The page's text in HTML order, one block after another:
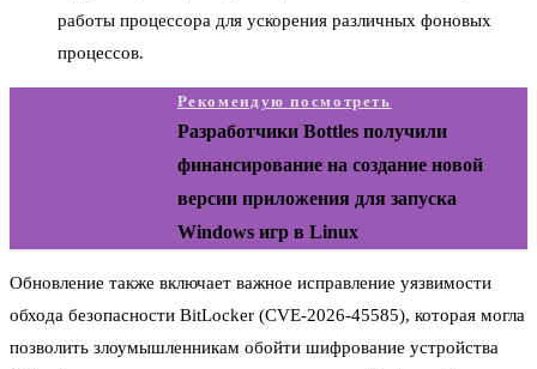
работы процессора для ускорения различных фоновых
процессов.
Рекомендую посмотреть
Разработчики Bottles получили
финансирование на создание новой
версии приложения для запуска
Windows игр в Linux
Обновление также включает важное исправление уязвимости
обхода безопасности BitLocker (CVE‑2026‑45585), которая могла
позволить злоумышленникам обойти шифрование устройства